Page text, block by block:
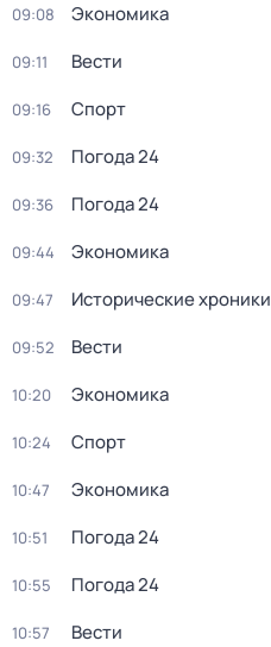
09:08 Экономика
09:11 Вести
09:16 Спорт
09:32 Погода 24
09:36 Погода 24
09:44 Экономика
09:47 Исторические хроники
09:52 Вести
10:20 Экономика
10:24 Спорт
10:47 Экономика
10:51 Погода 24
10:55 Погода 24
10:57 Вести